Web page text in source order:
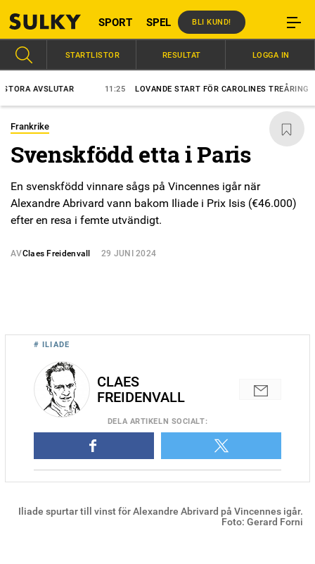
SPORT SPEL BLI KUND!
AVSLUTAR 11:25 LOVANDE START FÖR CAROLINES TREÅRING
STARTLISTOR RESULTAT LOGGA IN
Frankrike
Svenskfödd etta i Paris
En svenskfödd vinnare sågs på Vincennes igår när
Alexandre Abrivard vann bakom Iliade i Prix Isis (€46.000)
efter en resa i femte utvändigt.
AVClaes Freidenvall 29 JUNI 2024
Iliade spurtar till vinst för Alexandre Abrivard på Vincennes igår.
Foto: Gerard Forni
# ILIADE
CLAES
FREIDENVALL
DELA ARTIKELN SOCIALT: